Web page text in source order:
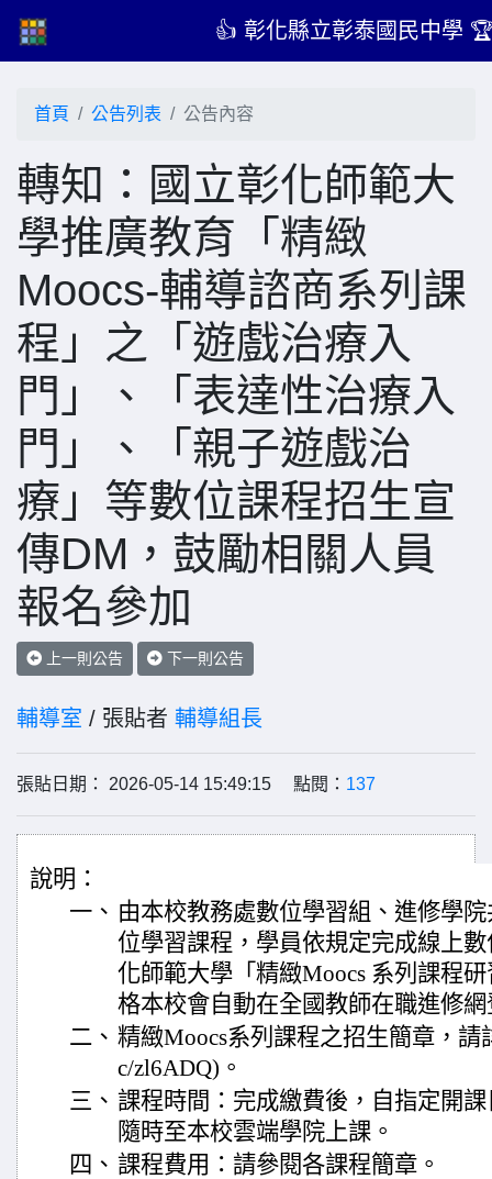
👍 彰化縣立彰泰國民中學
首頁 公告列表 公告內容
轉知：國立彰化師範大
學推廣教育「精緻
Moocs-輔導諮商系列課
程」之「遊戲治療入
門」、「表達性治療入
門」、「親子遊戲治
療」等數位課程招生宣
傳DM，鼓勵相關人員
報名參加
上一則公告 下一則公告
輔導室 / 張貼者 輔導組長
張貼日期： 2026-05-14 15:49:15 點閱： 137
說明：
一、 由本校教務處數位學習組、進修學
位學習課程，學員依規定完成線上
化師範大學「精緻Moocs 系列課程
格本校會自動在全國教師在職進修
二、 精緻Moocs系列課程之招生簡章，請
c/zl6ADQ)。
三、 課程時間：完成繳費後，自指定開
隨時至本校雲端學院上課。
四、 課程費用：請參閱各課程簡章。